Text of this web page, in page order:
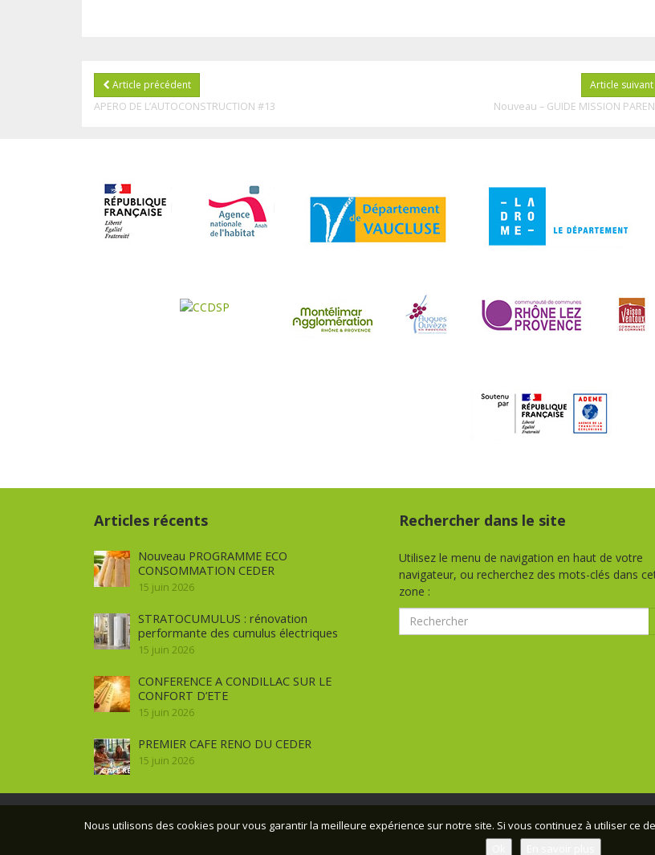
Article précédent
APERO DE L’AUTOCONSTRUCTION #13
Article suivant
Nouveau – GUIDE MISSION
Nous utilisons des cookies pour vous garantir la meilleure expérience sur notre site. Si vous continuez à utiliser ce
Articles récents
Nouveau PROGRAMME ECO
CONSOMMATION CEDER
15 juin 2026
STRATOCUMULUS : rénovation
performante des cumulus électriques
15 juin 2026
CONFERENCE A CONDILLAC SUR LE
CONFORT D’ETE
15 juin 2026
PREMIER CAFE RENO DU CEDER
15 juin 2026
Rechercher dans le site
Utilisez le menu de navigation en haut de votre
navigateur, ou recherchez des mots-clés dans
zone :
© CEDER Provence - 2026 - Tous droits réservés -Mentions légales